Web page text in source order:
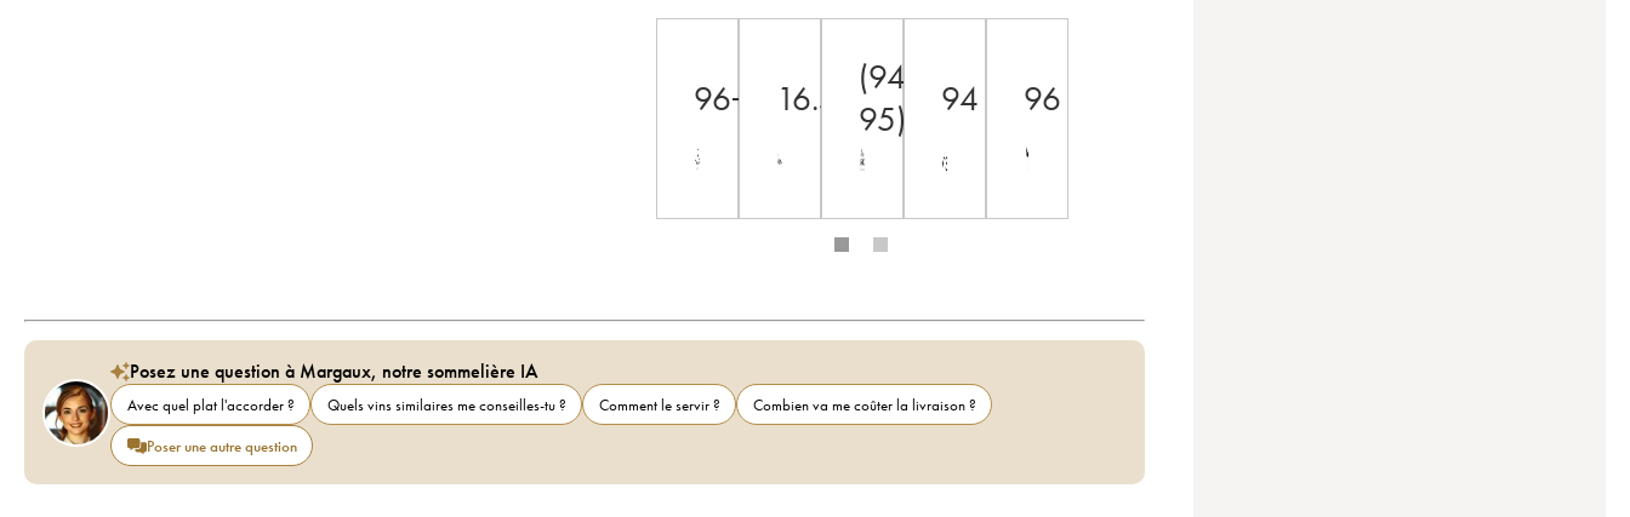
96+ 16.5
(94-
95)
94 96
Posez une question à Margaux, notre sommelière IA
Avec quel plat l'accorder ? Quels vins similaires me conseilles-tu ? Comment le servir ?
Combien va me coûter la livraison ?
Poser une autre question